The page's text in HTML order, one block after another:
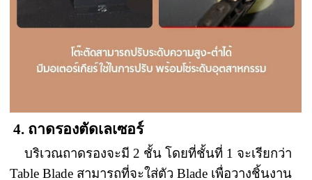
4. ถาดรองตัดเลเซอร์
บริเวณถาดรองจะมี 2 ชั้น โดยที่ชั้นที่ 1 จะเรียกว่า
Table Blade สามารถที่จะใส่ตัว Blade เพื่อวางชิ้นงาน